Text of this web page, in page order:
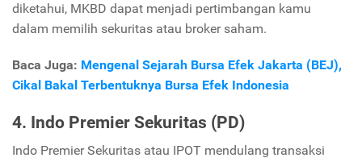
diketahui, MKBD dapat menjadi pertimbangan kamu
dalam memilih sekuritas atau broker saham.
Baca Juga: Mengenal Sejarah Bursa Efek Jakarta (BEJ),
Cikal Bakal Terbentuknya Bursa Efek Indonesia
4. Indo Premier Sekuritas (PD)
Indo Premier Sekuritas atau IPOT mendulang transaksi